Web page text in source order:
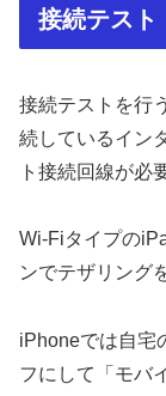
接続テスト
接続テストを行
続しているイン
ト接続回線が必
Wi-Fiタイプの
ンでテザリング
iPhoneでは自宅
フにして「モバ